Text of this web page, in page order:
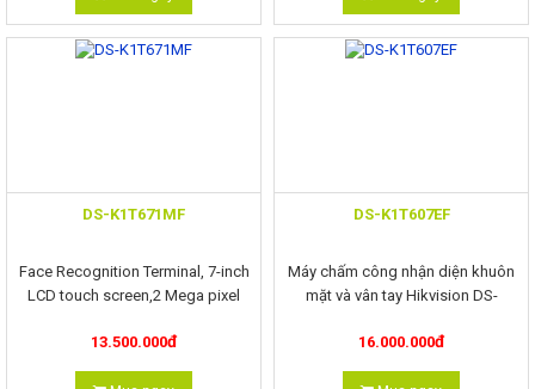
DS-K1T671MF
Face Recognition Terminal, 7-inch
LCD touch screen,2 Mega pixel
reading module
13.500.000đ
DS-K1T607EF
Máy chấm công nhận diện khuôn
mặt và vân tay Hikvision DS-
16.000.000đ